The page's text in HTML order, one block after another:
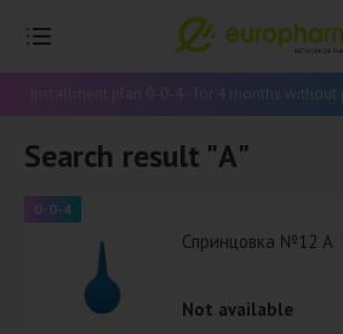
Installment plan 0-0-4 - for 4 months
Search result "А"
0-0-4
Спринцовка №12 А
Not available